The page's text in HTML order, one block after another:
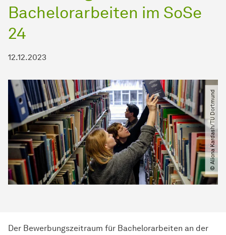
Bachelorarbeiten im SoSe
24
12.12.2023
© Aliona Kardash​/​TU Dortmund
Der Bewerbungszeitraum für Bachelorarbeiten an der